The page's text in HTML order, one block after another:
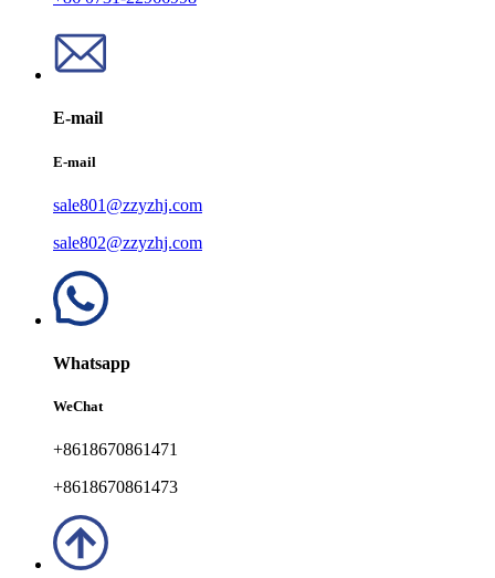
E-mail
E-mail
sale801@zzyzhj.com
sale802@zzyzhj.com
Whatsapp
WeChat
+8618670861471
+8618670861473